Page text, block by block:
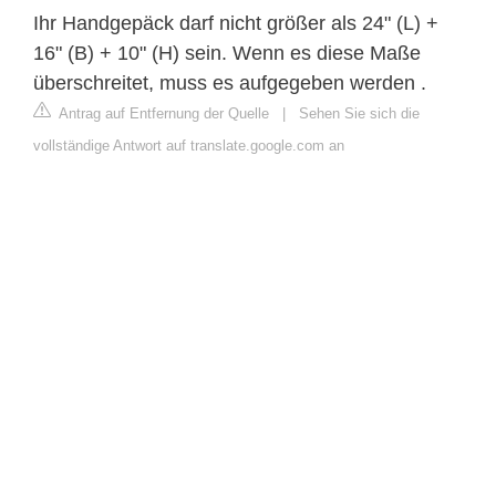
Ihr Handgepäck darf nicht größer als 24" (L) +
16" (B) + 10" (H) sein. Wenn es diese Maße
überschreitet, muss es aufgegeben werden .
Antrag auf Entfernung der Quelle | Sehen Sie sich die
vollständige Antwort auf translate.google.com an